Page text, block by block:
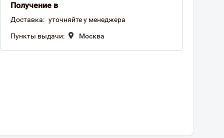
Получение в
Доставка: уточняйте у менеджера
Пункты выдачи: Москва